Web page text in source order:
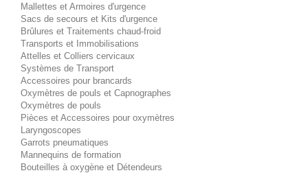
Mallettes et Armoires d'urgence
Sacs de secours et Kits d'urgence
Brûlures et Traitements chaud-froid
Transports et Immobilisations
Attelles et Colliers cervicaux
Systèmes de Transport
Accessoires pour brancards
Oxymètres de pouls et Capnographes
Oxymètres de pouls
Pièces et Accessoires pour oxymètres
Laryngoscopes
Garrots pneumatiques
Mannequins de formation
Bouteilles à oxygène et Détendeurs